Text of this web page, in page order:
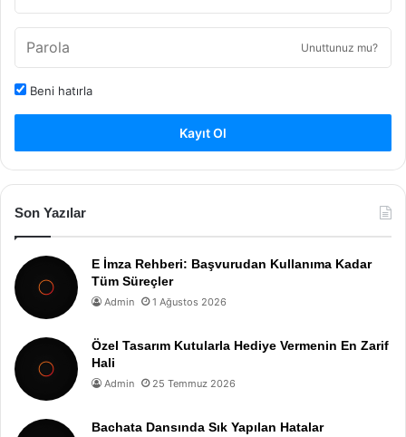
Unuttunuz mu?
Beni hatırla
Kayıt Ol
Son Yazılar
E İmza Rehberi: Başvurudan Kullanıma Kadar
Tüm Süreçler
Admin 1 Ağustos 2026
Özel Tasarım Kutularla Hediye Vermenin En Zarif
Hali
Admin 25 Temmuz 2026
Bachata Dansında Sık Yapılan Hatalar